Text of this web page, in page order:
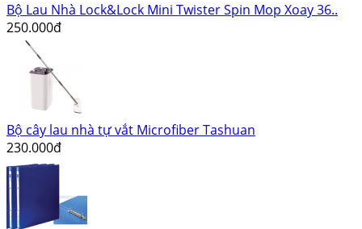
Bộ Lau Nhà Lock&Lock Mini Twister Spin Mop Xoay 36..
250.000đ
Bộ cây lau nhà tự vắt Microfiber Tashuan
230.000đ